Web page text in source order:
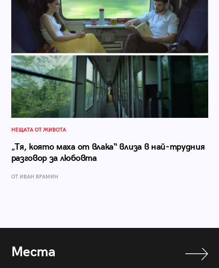
НЕЩАТА ОТ ЖИВОТА
„Тя, която маха от влака“ влиза в най-трудния
разговор за любовта
ОТ ИВАН ВРАМИН
Места